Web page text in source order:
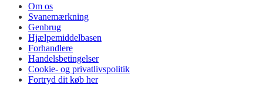
Om os
Svanemærkning
Genbrug
Hjælpemiddelbasen
Forhandlere
Handelsbetingelser
Cookie- og privatlivspolitik
Fortryd dit køb her